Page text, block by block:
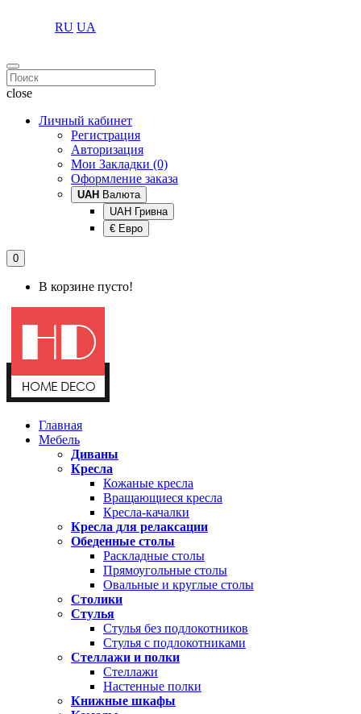
RU UA
close
Личный кабинет
Регистрация
Авторизация
Мои Закладки (0)
Оформление заказа
UAH Валюта
UAH Гривна
€ Евро
0
В корзине пусто!
Главная
Мебель
Диваны
Кресла
Кожаные кресла
Вращающиеся кресла
Кресла-качалки
Кресла для релаксации
Обеденные столы
Раскладные столы
Прямоугольные столы
Овальные и круглые столы
Столики
Стулья
Стулья без подлокотников
Стулья с подлокотниками
Стеллажи и полки
Стеллажи
Настенные полки
Книжные шкафы